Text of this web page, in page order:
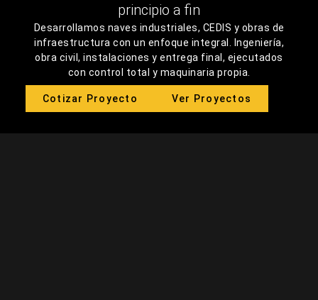
principio a fin
Desarrollamos naves industriales, CEDIS y obras de
infraestructura con un enfoque integral. Ingeniería,
obra civil, instalaciones y entrega final, ejecutados
con control total y maquinaria propia.
Cotizar Proyecto Ver Proyectos